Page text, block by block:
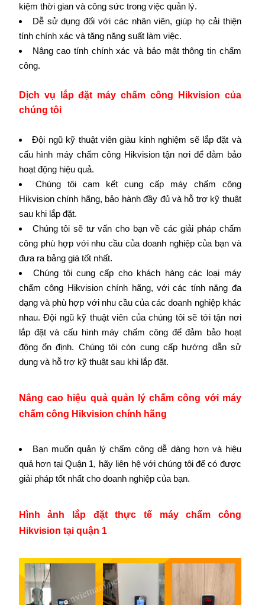
kiệm thời gian và công sức trong việc quản lý.
Dễ sử dụng đối với các nhân viên, giúp họ cải thiện
tính chính xác và tăng năng suất làm việc.
Nâng cao tính chính xác và bảo mật thông tin chấm
công.
Dịch vụ lắp đặt máy chấm công Hikvision của
chúng tôi
Đội ngũ kỹ thuật viên giàu kinh nghiệm sẽ lắp đặt và
cấu hình máy chấm công Hikvision tận nơi để đảm bảo
hoạt động hiệu quả.
Chúng tôi cam kết cung cấp máy chấm công
Hikvision chính hãng, bảo hành đầy đủ và hỗ trợ kỹ thuật
sau khi lắp đặt.
Chúng tôi sẽ tư vấn cho bạn về các giải pháp chấm
công phù hợp với nhu cầu của doanh nghiệp của bạn và
đưa ra bảng giá tốt nhất.
Chúng tôi cung cấp cho khách hàng các loại máy
chấm công Hikvision chính hãng, với các tính năng đa
dạng và phù hợp với nhu cầu của các doanh nghiệp khác
nhau. Đội ngũ kỹ thuật viên của chúng tôi sẽ tới tận nơi
lắp đặt và cấu hình máy chấm công để đảm bảo hoạt
động ổn định. Chúng tôi còn cung cấp hướng dẫn sử
dụng và hỗ trợ kỹ thuật sau khi lắp đặt.
Nâng cao hiệu quả quản lý chấm công với máy
chấm công Hikvision chính hãng
Bạn muốn quản lý chấm công dễ dàng hơn và hiệu
quả hơn tại Quận 1, hãy liên hệ với chúng tôi để có được
giải pháp tốt nhất cho doanh nghiệp của bạn.
Hình ảnh lắp đặt thực tế máy chấm công
Hikvision tại quận 1